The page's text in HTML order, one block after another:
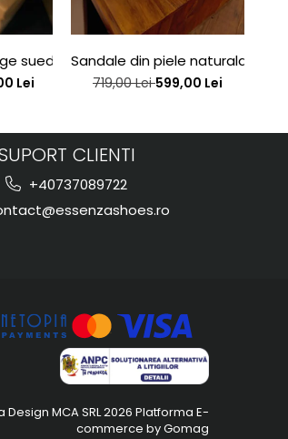
suede bee
Lei
Sandale din piele naturala alba
719,00 Lei599,00 Lei
CLIENTI
+40737089722
MCA SRL 2026 Platforma E-
commerce by Gomag